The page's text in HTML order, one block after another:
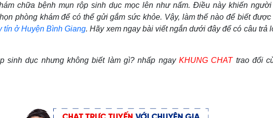
chữa bệnh mụn rộp sinh dục mọc lên như nấm. Điều này khiến
phòng khám để có thể gửi gắm sức khỏe. Vậy, làm thế nào để biết được
tín ở Huyện Bình Giang. Hãy xem ngay bài viết ngắn dưới đây để có câu trả
sinh dục nhưng không biết làm gì? nhấp ngay KHUNG CHATtrao đổi